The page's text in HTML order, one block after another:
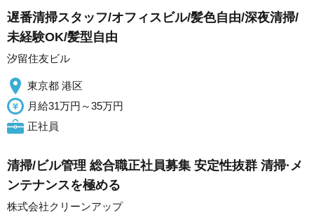
遅番清掃スタッフ/オフィスビル/髪色自由/深夜清掃/
未経験OK/髪型自由
汐留住友ビル
東京都 港区
月給31万円～35万円
正社員
清掃/ビル管理 総合職正社員募集 安定性抜群 清掃·メ
ンテナンスを極める
株式会社クリーンアップ